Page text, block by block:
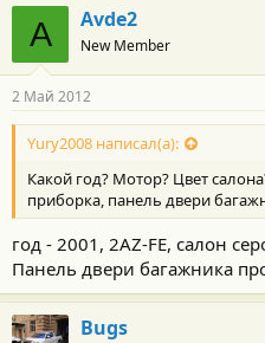
A Avde2
New Member
2 Май 2012
Yury2008 написал(а):
Какой год? Мотор? Цвет
приборка, панель двери
год - 2001, 2AZ-FE, салон
Панель двери багажника
Bugs